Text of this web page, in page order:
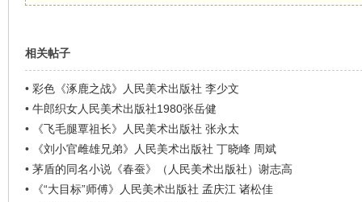
相关帖子
• 彩色《涿鹿之战》人民美术出版社 李少文
• 牛郎织女人民美术出版社1980张岳健
•
《飞毛腿覃祖长》人民美术出版社 张永太
•
《刘小官雌雄兄弟》人民美术出版社 丁晓峰 周斌
• 茅盾的同名小说《春蚕》（人民美术出版社）谢志高
•
《“大目标”师傅》人民美术出版社 孟庆江 诸松佳